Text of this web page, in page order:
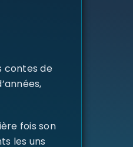
contes de
fois son
les uns